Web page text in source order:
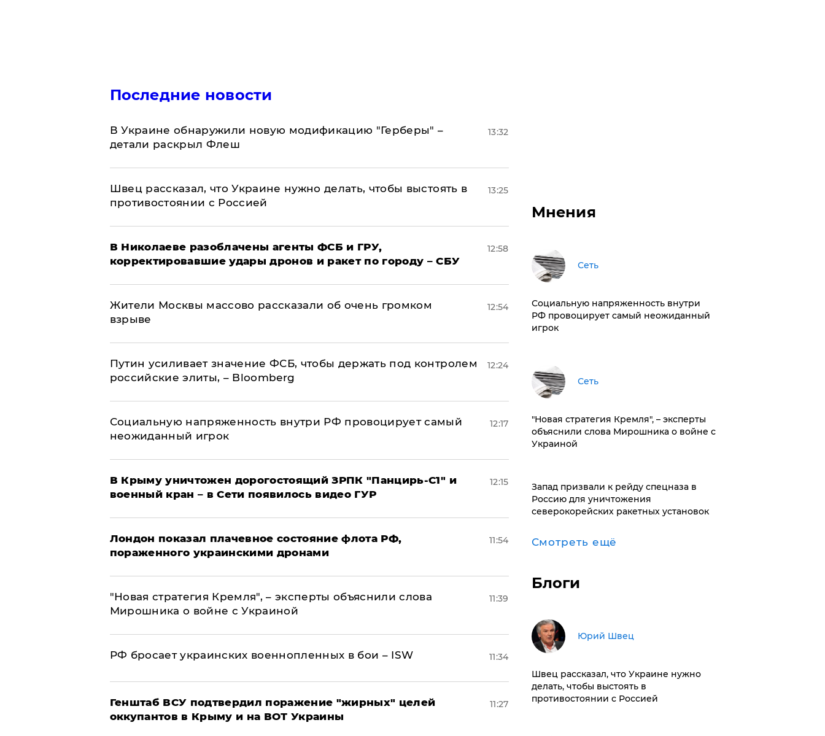
Последние новости
В Украине обнаружили новую модификацию "Герберы" –
детали раскрыл Флеш
13:32
Швец рассказал, что Украине нужно делать, чтобы выстоять в
противостоянии с Россией
13:25
В Николаеве разоблачены агенты ФСБ и ГРУ,
корректировавшие удары дронов и ракет по городу – СБУ
12:58
Жители Москвы массово рассказали об очень громком
взрыве
12:54
Путин усиливает значение ФСБ, чтобы держать под контролем
российские элиты, – Bloomberg
12:24
Социальную напряженность внутри РФ провоцирует самый
неожиданный игрок
12:17
В Крыму уничтожен дорогостоящий ЗРПК "Панцирь-С1" и
военный кран – в Сети появилось видео ГУР
12:15
Лондон показал плачевное состояние флота РФ,
пораженного украинскими дронами
11:54
"Новая стратегия Кремля", – эксперты объяснили слова
Мирошника о войне с Украиной
11:39
РФ бросает украинских военнопленных в бои – ISW 11:34
Генштаб ВСУ подтвердил поражение "жирных" целей
оккупантов в Крыму и на ВОТ Украины
11:27
Мнения
Сеть
Социальную напряженность внутри
РФ провоцирует самый неожиданный
игрок
Сеть
"Новая стратегия Кремля", – эксперты
объяснили слова Мирошника о войне с
Украиной
Запад призвали к рейду спецназа в
Россию для уничтожения
северокорейских ракетных установок
Смотреть ещё
Блоги
Юрий Швец
Швец рассказал, что Украине нужно
делать, чтобы выстоять в
противостоянии с Россией